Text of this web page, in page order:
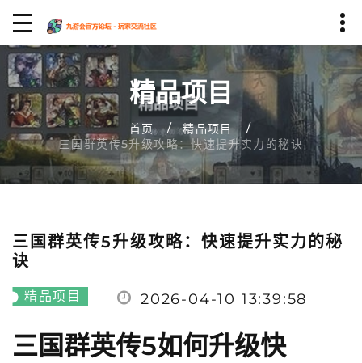
精品项目
首页
精品项目
三国群英传5升级攻略：快速提升实力的秘诀
三国群英传5升级攻略：快速提升实力的秘
诀
精品项目 2026-04-10 13:39:58
三国群英传5如何升级快